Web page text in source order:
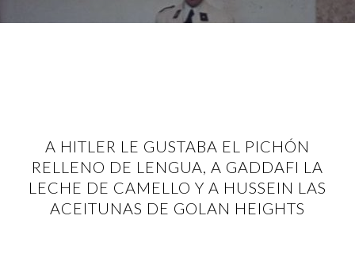
A HITLER LE GUSTABA EL PICHÓN
RELLENO DE LENGUA, A GADDAFI LA
LECHE DE CAMELLO Y A HUSSEIN LAS
ACEITUNAS DE GOLAN HEIGHTS